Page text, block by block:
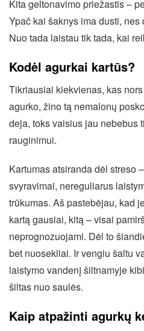
Kita geltonavimo priežastis –
Ypač kai šaknys ima dusti,
Nuo tada laistau tik tada, kai
Kodėl agurkai kartūs?
Tikriausiai kiekvienas, kas
agurko, žino tą nemalonų
deja, toks vaisius jau nebebus
rauginimui.
Kartumas atsiranda dėl streso
svyravimai, nereguliarus
trūkumas. Aš pastebėjau, kad
kartą gausiai, kitą – visai
neprognozuojami. Dėl to
bet nuosekliai. Ir vengiu šaltu
laistymo vandenį šiltnamyje
šiltas nuo saulės.
Kaip atpažinti agurkų